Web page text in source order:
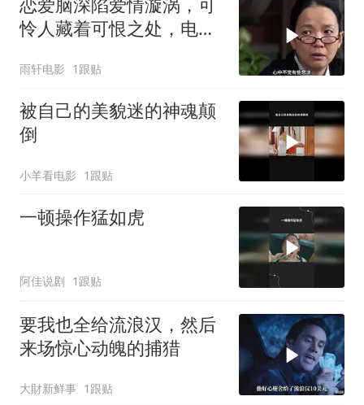
怜人藏着可恨之处，电影
雨轩电影 1跟贴
被自己的美貌迷的神魂颠
倒
小羊看电影 1跟贴
一顿操作猛如虎
阿佳说剧 1跟贴
要我也全给流浪汉，然后
来场惊心动魄的捕猎
大財新鲜事 1跟贴